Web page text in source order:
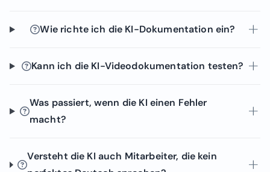
Wie richte ich die KI-Dokumentation ein?
Kann ich die KI-Videodokumentation testen?
Was passiert, wenn die KI einen Fehler
macht?
Versteht die KI auch Mitarbeiter, die kein